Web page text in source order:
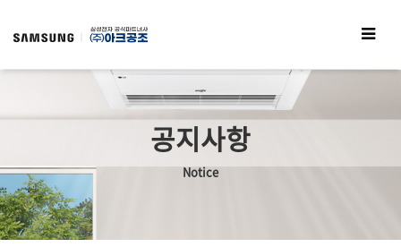
공지사항
Notice